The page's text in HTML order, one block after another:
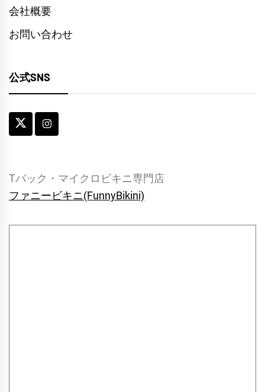
会社概要
お問い合わせ
公式SNS
Tバック・マイクロビキニ専門店
ファニービキニ(FunnyBikini)